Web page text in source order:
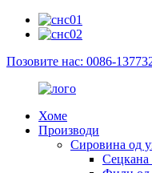
Позовите нас: 0086-
Хоме
Производи
Сировина од
Сецкана